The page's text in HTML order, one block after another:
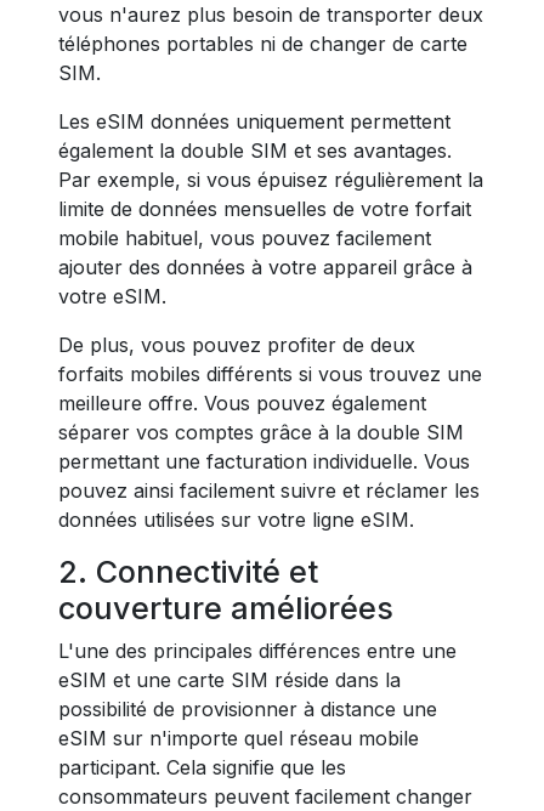
vous n'aurez plus besoin de transporter deux
téléphones portables ni de changer de carte
SIM.
Les eSIM données uniquement permettent
également la double SIM et ses avantages.
Par exemple, si vous épuisez régulièrement la
limite de données mensuelles de votre forfait
mobile habituel, vous pouvez facilement
ajouter des données à votre appareil grâce à
votre eSIM.
De plus, vous pouvez profiter de deux
forfaits mobiles différents si vous trouvez une
meilleure offre. Vous pouvez également
séparer vos comptes grâce à la double SIM
permettant une facturation individuelle. Vous
pouvez ainsi facilement suivre et réclamer les
données utilisées sur votre ligne eSIM.
2. Connectivité et
couverture améliorées
L'une des principales différences entre une
eSIM et une carte SIM réside dans la
possibilité de provisionner à distance une
eSIM sur n'importe quel réseau mobile
participant. Cela signifie que les
consommateurs peuvent facilement changer